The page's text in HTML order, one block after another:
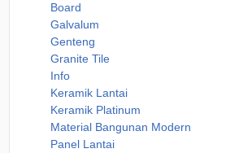
Board
Galvalum
Genteng
Granite Tile
Info
Keramik Lantai
Keramik Platinum
Material Bangunan Modern
Panel Lantai